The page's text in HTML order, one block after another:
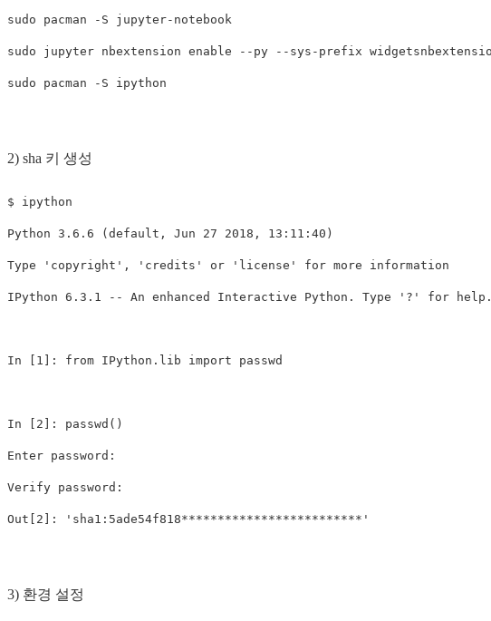
sudo pacman -S
sudo jupyter nbextension enable --py --sys-prefix
sudo pacman -S
2) sha 키 생성
$ ipython
Python 3.6.6 (default, Jun 27 2018, 13:11:40)
Type 'copyright', 'credits' or 'license' for more information
IPython 6.3.1 -- An enhanced Interactive Python. Type '?' for help.
In [1]: from IPython.lib import passwd
In [2]: passwd()
Enter password:
Verify password:
3) 환경 설정